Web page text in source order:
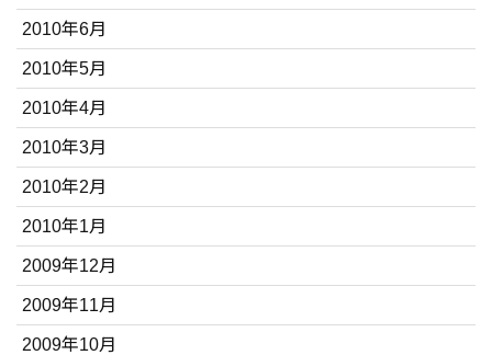
2010年6月
2010年5月
2010年4月
2010年3月
2010年2月
2010年1月
2009年12月
2009年11月
2009年10月